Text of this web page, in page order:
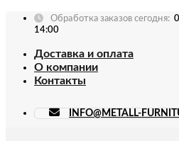
Skip
Обработка заказов сегодня:
14:00
Доставка и оплата
О компании
Контакты
INFO@METALL-